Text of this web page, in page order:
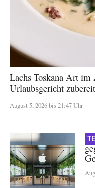
Lachs Toskana Art
Urlaubsgericht
August 5, 2026 bis 21:47 Uhr